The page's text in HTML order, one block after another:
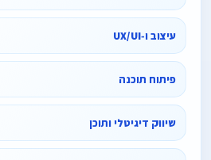
עיצוב ו‑UX/UI
פיתוח תוכנה
שיווק דיגיטלי ותוכן